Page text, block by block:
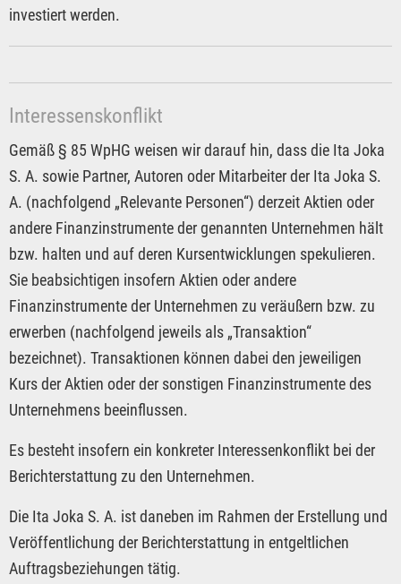
investiert werden.
Interessenskonflikt
Gemäß § 85 WpHG weisen wir darauf hin, dass die Ita Joka
S. A. sowie Partner, Autoren oder Mitarbeiter der Ita Joka S.
A. (nachfolgend „Relevante Personen“) derzeit Aktien oder
andere Finanzinstrumente der genannten Unternehmen hält
bzw. halten und auf deren Kursentwicklungen spekulieren.
Sie beabsichtigen insofern Aktien oder andere
Finanzinstrumente der Unternehmen zu veräußern bzw. zu
erwerben (nachfolgend jeweils als „Transaktion“
bezeichnet). Transaktionen können dabei den jeweiligen
Kurs der Aktien oder der sonstigen Finanzinstrumente des
Unternehmens beeinflussen.
Es besteht insofern ein konkreter Interessenkonflikt bei der
Berichterstattung zu den Unternehmen.
Die Ita Joka S. A. ist daneben im Rahmen der Erstellung und
Veröffentlichung der Berichterstattung in entgeltlichen
Auftragsbeziehungen tätig.